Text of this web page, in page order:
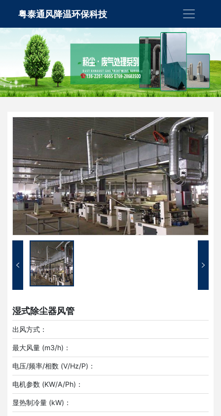
粤泰通风降温环保科技
湿式除尘器风管
出风方式：
最大风量 (m3/h)：
电压/频率/相数 (V/Hz/P)：
电机参数 (KW/A/Ph)：
显热制冷量 (kW)：